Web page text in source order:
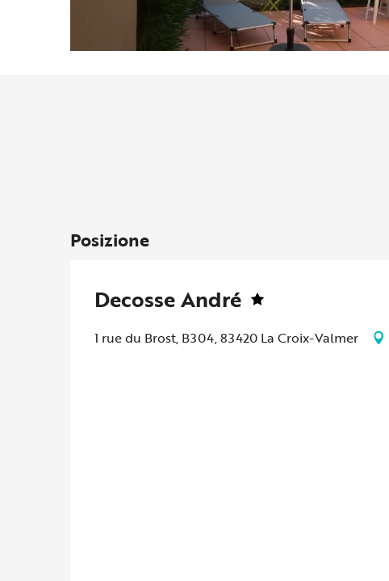
Posizione
Decosse André
1 rue du Brost, B304, 83420 La Croix-Valmer